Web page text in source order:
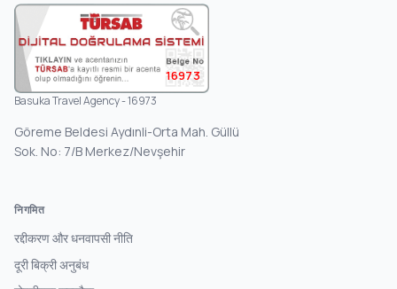
16973
Basuka Travel Agency - 16973
Göreme Beldesi Aydınli-Orta Mah. Güllü
Sok. No: 7/B Merkez/Nevşehir
निगमित
रद्दीकरण और धनवापसी नीति
दूरी बिक्री अनुबंध